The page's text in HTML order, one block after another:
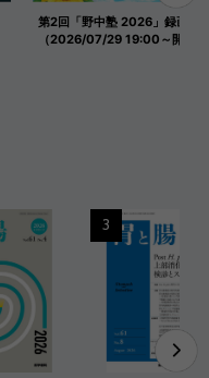
第2回「野中塾 2026」録画映
（2026/07/29 19:00～開催）
3